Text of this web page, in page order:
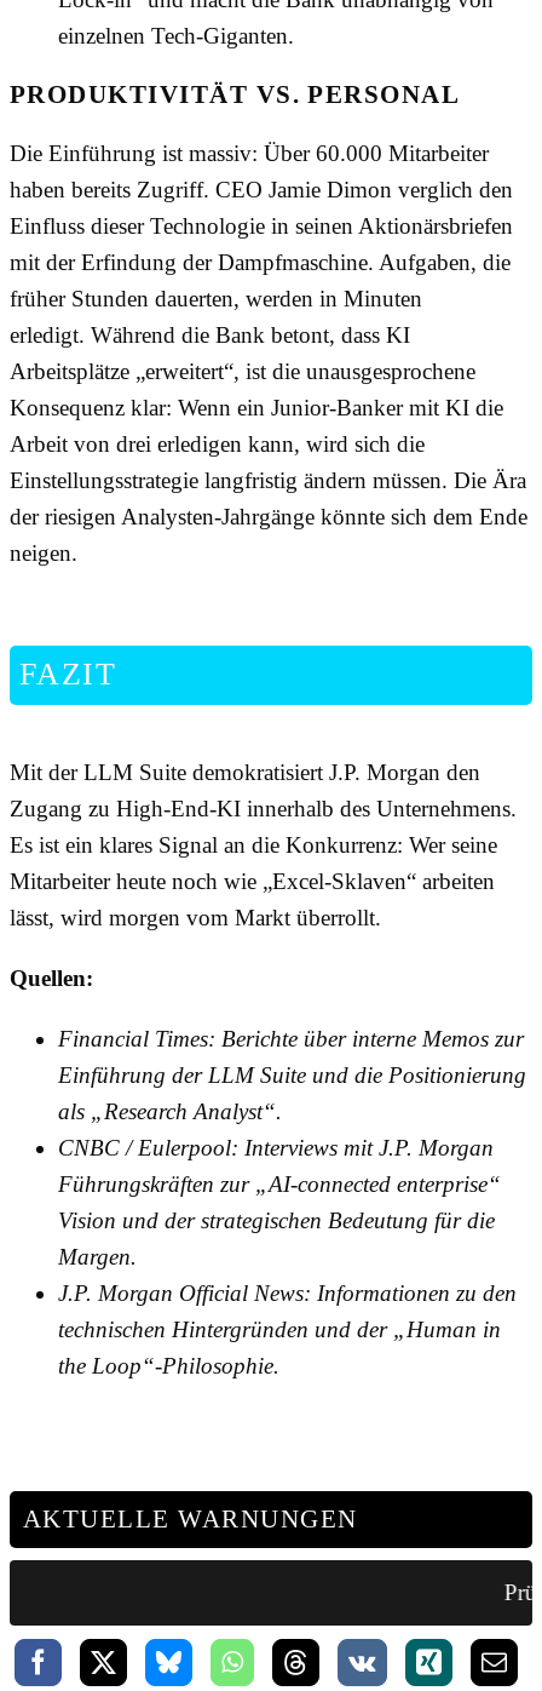
einzelnen Tech-Giganten.
PRODUKTIVITÄT VS. PERSONAL
Die Einführung ist massiv: Über 60.000 Mitarbeiter
haben bereits Zugriff. CEO Jamie Dimon verglich den
Einfluss dieser Technologie in seinen Aktionärsbriefen
mit der Erfindung der Dampfmaschine. Aufgaben, die
früher Stunden dauerten, werden in Minuten
erledigt. Während die Bank betont, dass KI
Arbeitsplätze „erweitert“, ist die unausgesprochene
Konsequenz klar: Wenn ein Junior-Banker mit KI die
Arbeit von drei erledigen kann, wird sich die
Einstellungsstrategie langfristig ändern müssen. Die Ära
der riesigen Analysten-Jahrgänge könnte sich dem Ende
neigen.
FAZIT
Mit der LLM Suite demokratisiert J.P. Morgan den
Zugang zu High-End-KI innerhalb des Unternehmens.
Es ist ein klares Signal an die Konkurrenz: Wer seine
Mitarbeiter heute noch wie „Excel-Sklaven“ arbeiten
lässt, wird morgen vom Markt überrollt.
Quellen:
Financial Times: Berichte über interne Memos zur
Einführung der LLM Suite und die Positionierung
als „Research Analyst“.
CNBC / Eulerpool: Interviews mit J.P. Morgan
Führungskräften zur „AI-connected enterprise“
Vision und der strategischen Bedeutung für die
Margen.
J.P. Morgan Official News: Informationen zu den
technischen Hintergründen und der „Human in
the Loop“-Philosophie.
AKTUELLE WARNUNGEN